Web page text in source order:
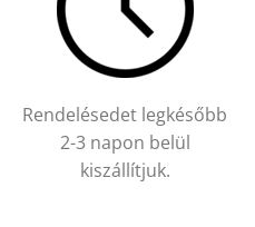
Rendelésedet legkésőbb
2-3 napon belül
kiszállítjuk.